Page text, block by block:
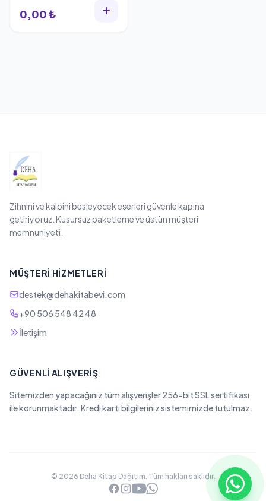
0,00 ₺
Zihnini ve kalbini besleyecek eserleri güvenle kapına
getiriyoruz. Kusursuz paketleme ve üstün müşteri
memnuniyeti.
MÜŞTERI HIZMETLERI
destek@dehakitabevi.com
+90 506 548 42 48
İletişim
GÜVENLI ALIŞVERIŞ
Sitemizden yapacağınız tüm alışverişler 256-bit SSL sertifikası
ile korunmaktadır. Kredi kartı bilgileriniz sistemimizde tutulmaz.
© 2026 Deha Kitap Dağıtım. Tüm hakları saklıdır.